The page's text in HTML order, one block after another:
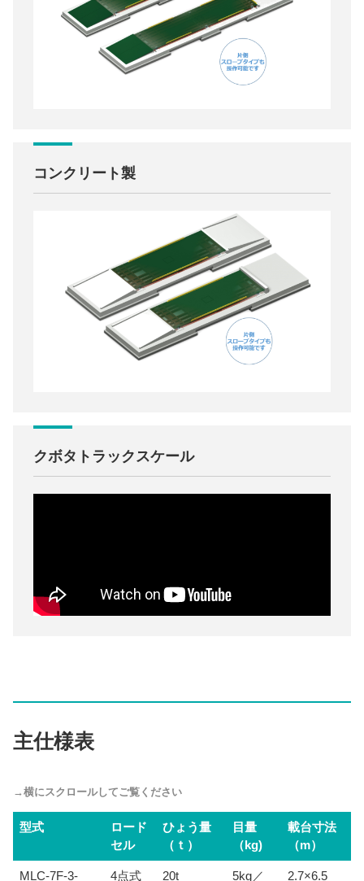
コンクリート製
クボタトラックスケール
主仕様表
型式
ロード
セル
ひょう量
（ｔ）
目量
（kg)
載台寸法
（m）
MLC-7F-3- 4点式 20t 5kg／ 2.7×6.5